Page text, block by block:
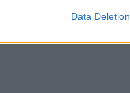
Data Deletion